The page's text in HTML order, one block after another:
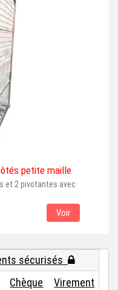
petite maille
et 2 pivotantes avec
Voir
sécurisés
Chèque Virement